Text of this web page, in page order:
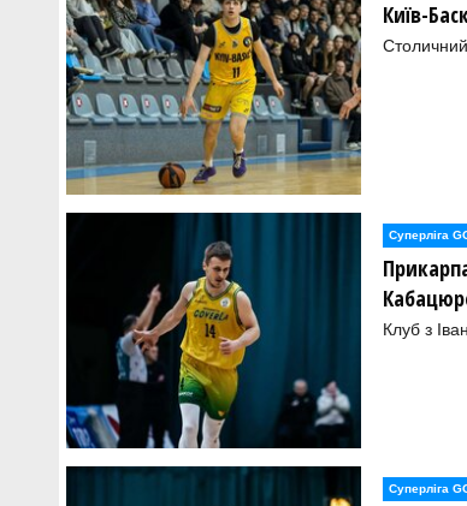
Київ-
Суперліга
Клуб з
Суперліга